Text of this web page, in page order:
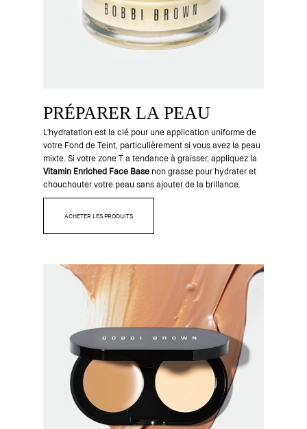
PRÉPARER LA PEAU
L'hydratation est la clé pour une application uniforme de
votre Fond de Teint, particulièrement si vous avez la peau
mixte. Si votre zone T a tendance à graisser, appliquez la
Vitamin Enriched Face Basenon grasse pour hydrater et
chouchouter votre peau sans ajouter de la brillance.
ACHETER LES PRODUITS